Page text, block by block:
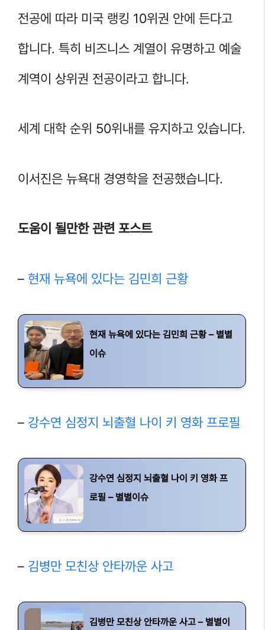
전공에 따라 미국 랭킹 10위권 안에 든다고
합니다. 특히 비즈니스 계열이 유명하고 예술
계역이 상위권 전공이라고 합니다.
세계 대학 순위 50위내를 유지하고 있습니다.
이서진은 뉴욕대 경영학을 전공했습니다.
도움이 될만한 관련 포스트
– 현재 뉴욕에 있다는 김민희 근황
현재 뉴욕에 있다는 김민희 근황 – 별별
이슈
– 강수연 심정지 뇌출혈 나이 키 영화 프로필
강수연 심정지 뇌출혈 나이 키 영화 프
로필 – 별별이슈
– 김병만 모친상 안타까운 사고
김병만 모친상 안타까운 사고 – 별별이